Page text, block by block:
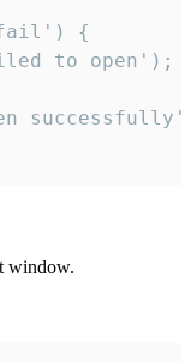
'fail') {
to open');
window.